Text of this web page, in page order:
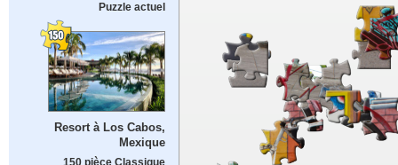
Puzzle actuel
Resort à Los Cabos,
Mexique
150 pièce Classique